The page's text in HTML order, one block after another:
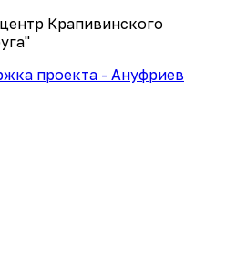
Крапивинского
проекта - Ануфриев